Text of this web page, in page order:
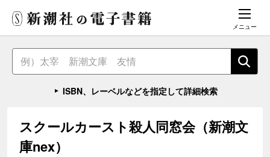
メニュー
ISBN、レーベルなどを指定して詳細検索
スクールカースト殺人同窓会（新潮文
庫nex）